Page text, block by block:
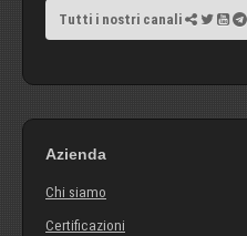
Tutti i nostri canali
Azienda
Chi siamo
Certificazioni